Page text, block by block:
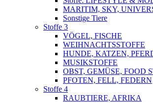
MARITIM, SKY,
Sonstige Tiere
Stoffe 3
VÖGEL, FISCHE
WEIHNACHTSSTOFFE
HUNDE, KATZEN,
MUSIKSTOFFE
OBST, GEMÜSE, FOOD
PFOTEN, FELL, FEDERN
Stoffe 4
RAUBTIERE, AFRIKA